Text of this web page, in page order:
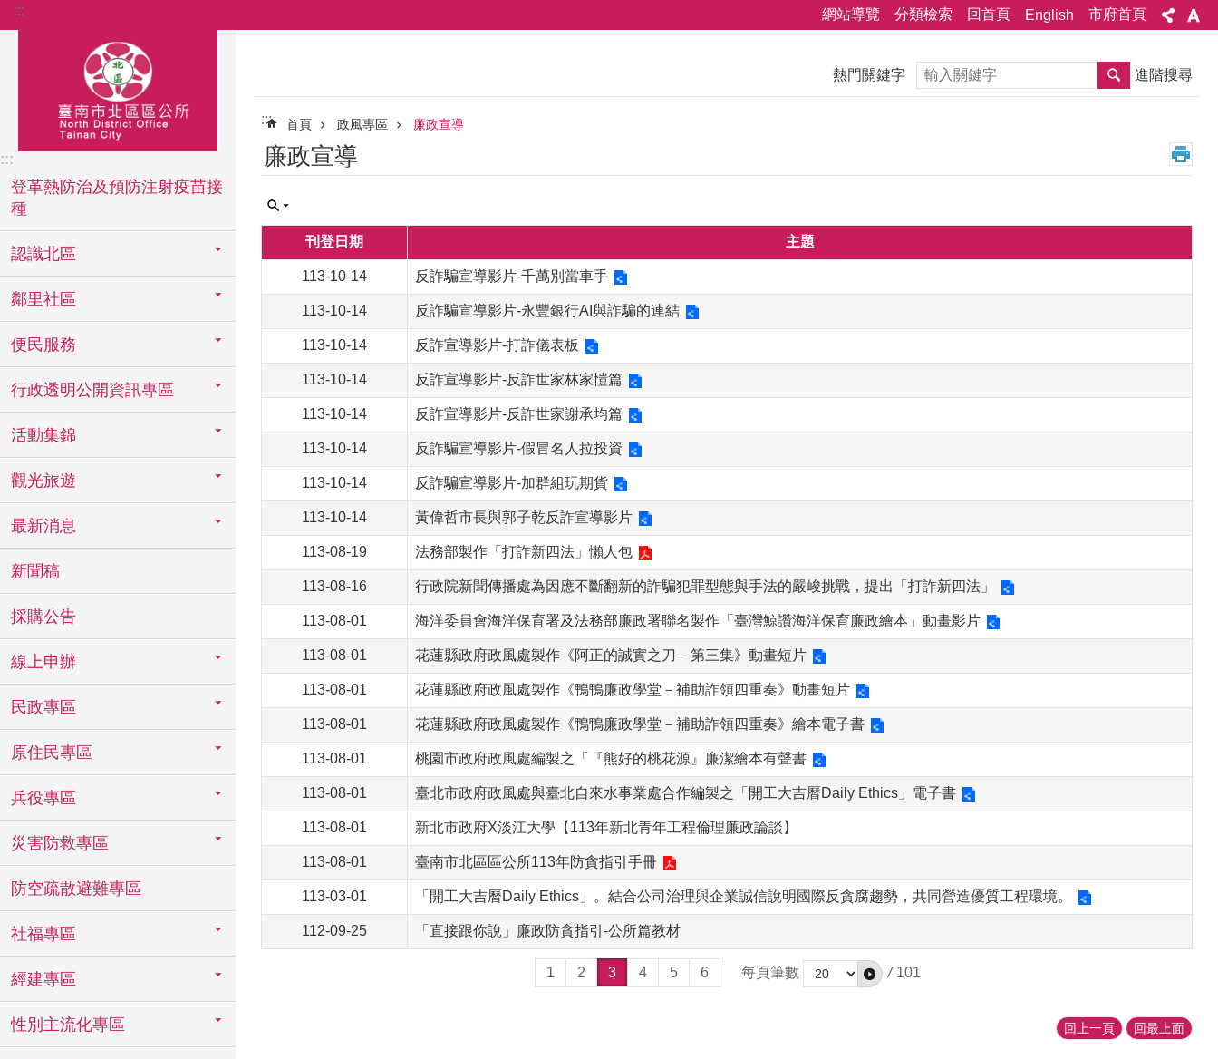
跳到主要內容區塊
::: 網站導覽 分類檢索 回首頁 English 市府首頁
:::
登革熱防治及預防注射疫苗接
種
認識北區
鄰里社區
便民服務
行政透明公開資訊專區
活動集錦
觀光旅遊
最新消息
新聞稿
採購公告
線上申辦
民政專區
原住民專區
兵役專區
災害防救專區
防空疏散避難專區
社福專區
經建專區
性別主流化專區
熱門關鍵字 搜尋 進階搜尋
::: 首頁 政風專區 廉政宣導
廉政宣導
刊登日期 主題
113-10-14 反詐騙宣導影片-千萬別當車手
113-10-14 反詐騙宣導影片-永豐銀行AI與詐騙的連結
113-10-14 反詐宣導影片-打詐儀表板
113-10-14 反詐宣導影片-反詐世家林家愷篇
113-10-14 反詐宣導影片-反詐世家謝承均篇
113-10-14 反詐騙宣導影片-假冒名人拉投資
113-10-14 反詐騙宣導影片-加群組玩期貨
113-10-14 黃偉哲市長與郭子乾反詐宣導影片
113-08-19 法務部製作「打詐新四法」懶人包
113-08-16 行政院新聞傳播處為因應不斷翻新的詐騙犯罪型態與手法的嚴峻挑戰，提出「打詐新四法」
113-08-01 海洋委員會海洋保育署及法務部廉政署聯名製作「臺灣鯨讚海洋保育廉政繪本」動畫影片
113-08-01 花蓮縣政府政風處製作《阿正的誠實之刀－第三集》動畫短片
113-08-01 花蓮縣政府政風處製作《鴨鴨廉政學堂－補助詐領四重奏》動畫短片
113-08-01 花蓮縣政府政風處製作《鴨鴨廉政學堂－補助詐領四重奏》繪本電子書
113-08-01 桃園市政府政風處編製之「『熊好的桃花源』廉潔繪本有聲書
113-08-01 臺北市政府政風處與臺北自來水事業處合作編製之「開工大吉曆Daily Ethics」電子書
113-08-01 新北市政府X淡江大學【113年新北青年工程倫理廉政論談】
113-08-01 臺南市北區區公所113年防貪指引手冊
113-03-01 「開工大吉曆Daily Ethics」。結合公司治理與企業誠信說明國際反貪腐趨勢，共同營造優質工程環境。
112-09-25 「直接跟你說」廉政防貪指引-公所篇教材
1 2 3 4 5 6 每頁筆數 / 101
回上一頁 回最上面